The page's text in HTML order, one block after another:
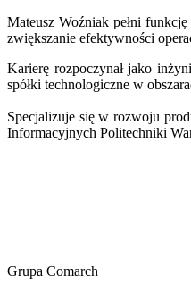
Mateusz Woźniak pełni
zwiększanie efektywności
Karierę rozpoczynał jako
spółki technologiczne w
Specjalizuje się w rozwoju
Informacyjnych Politechniki
Grupa Comarch